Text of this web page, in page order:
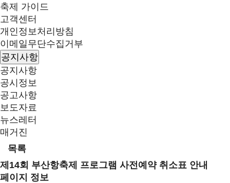
축제 가이드
고객센터
개인정보처리방침
이메일무단수집거부
공지사항
공지사항
공시정보
공고사항
보도자료
뉴스레터
매거진
목록
제14회 부산항축제 프로그램 사전예약 취소표 안내
페이지 정보